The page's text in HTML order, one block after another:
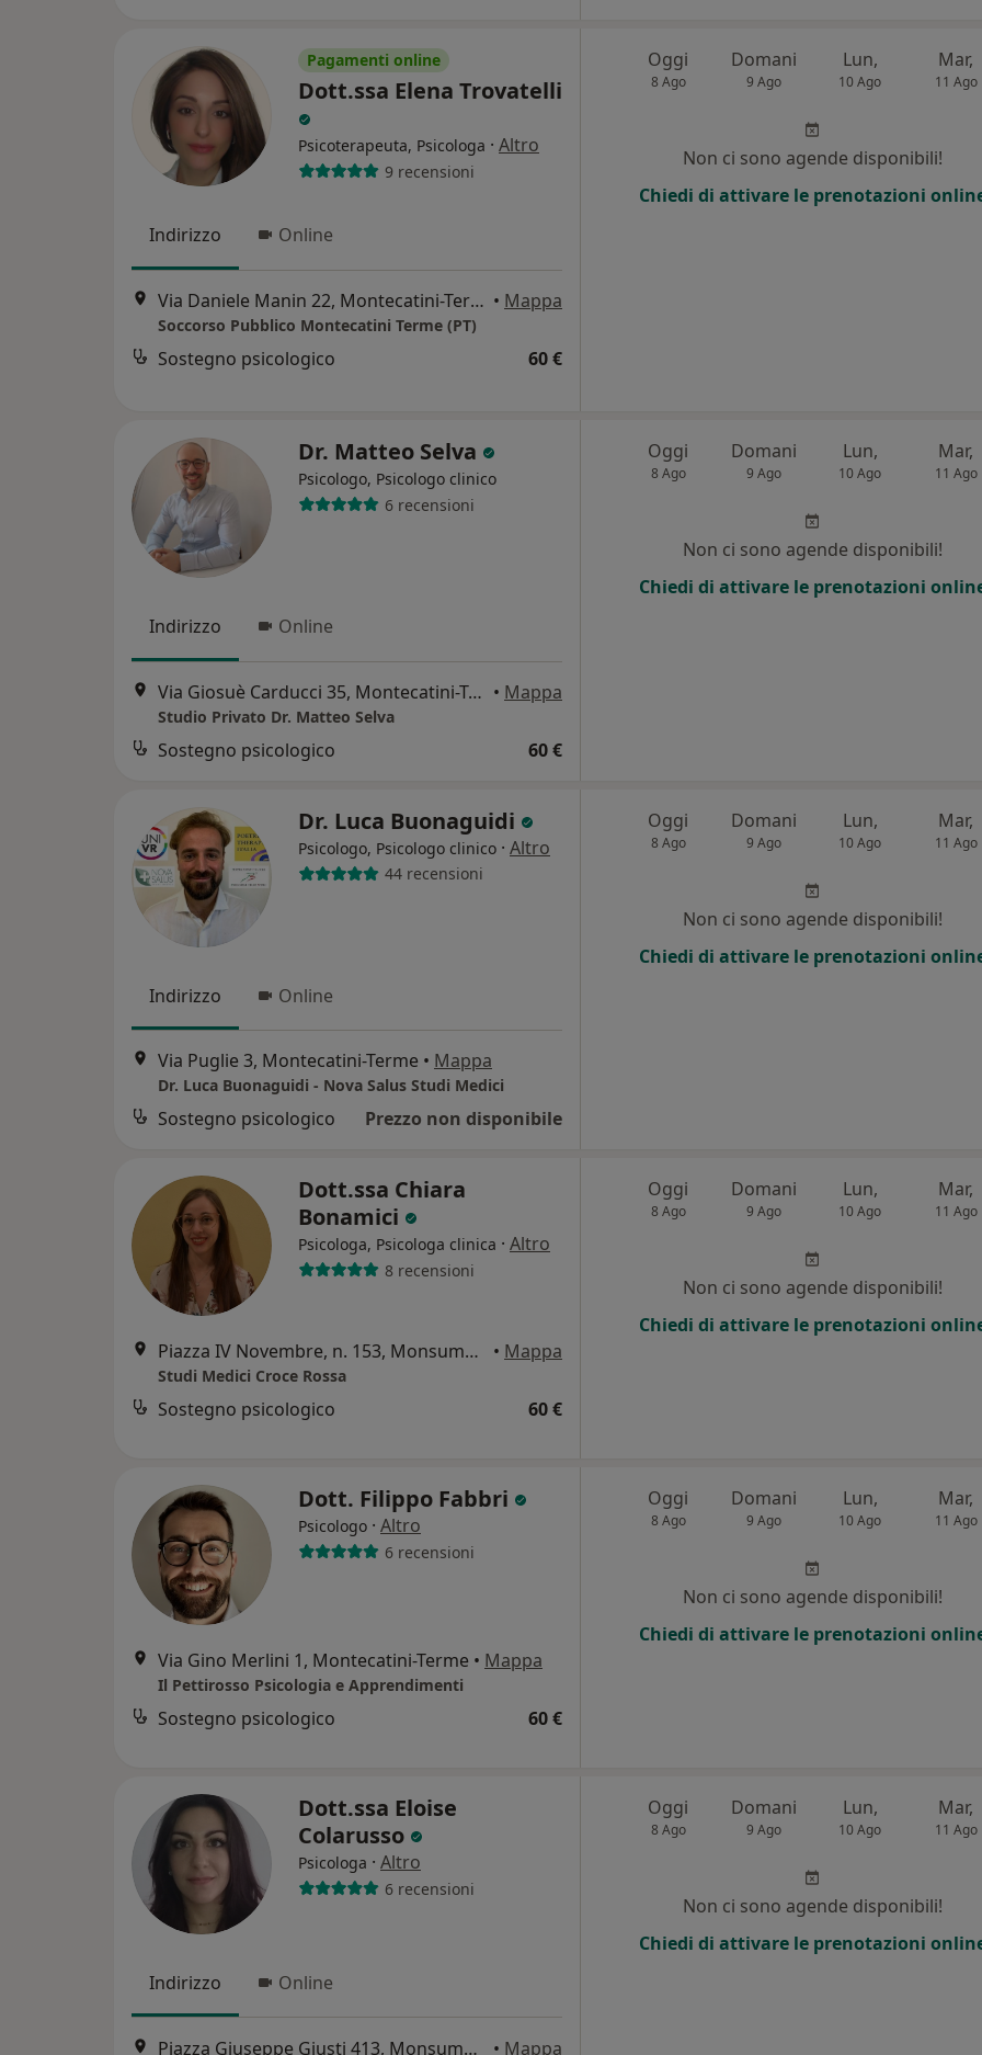
Pagamenti online
Dott.ssa Elena Trovatelli
Psicoterapeuta, Psicologa · Altro
9 recensioni
Indirizzo Online
Via Daniele Manin 22, Montecatini-Terme • Mappa
Soccorso Pubblico Montecatini Terme (PT)
Sostegno psicologico 60 €
Oggi
8 Ago
Domani
9 Ago
Lun,
10 Ago
Mar,
11 Ago
Non ci sono agende disponibili!
Chiedi di attivare le prenotazioni
Dr. Matteo Selva
Psicologo, Psicologo clinico
6 recensioni
Indirizzo Online
Via Giosuè Carducci 35, Montecatini-Terme • Mappa
Studio Privato Dr. Matteo Selva
Sostegno psicologico 60 €
Oggi
8 Ago
Domani
9 Ago
Lun,
10 Ago
Mar,
11 Ago
Non ci sono agende disponibili!
Chiedi di attivare le prenotazioni
Dr. Luca Buonaguidi
Psicologo, Psicologo clinico · Altro
44 recensioni
Indirizzo Online
Via Puglie 3, Montecatini-Terme • Mappa
Dr. Luca Buonaguidi - Nova Salus Studi Medici
Sostegno psicologico Prezzo non disponibile
Oggi
8 Ago
Domani
9 Ago
Lun,
10 Ago
Mar,
11 Ago
Non ci sono agende disponibili!
Chiedi di attivare le prenotazioni
Dott.ssa Chiara
Bonamici
Psicologa, Psicologa clinica · Altro
8 recensioni
Piazza IV Novembre, n. 153, Monsummano Terme • Mappa
Studi Medici Croce Rossa
Sostegno psicologico 60 €
Oggi
8 Ago
Domani
9 Ago
Lun,
10 Ago
Mar,
11 Ago
Non ci sono agende disponibili!
Chiedi di attivare le prenotazioni
Dott. Filippo Fabbri
Psicologo · Altro
6 recensioni
Via Gino Merlini 1, Montecatini-Terme • Mappa
Il Pettirosso Psicologia e Apprendimenti
Sostegno psicologico 60 €
Oggi
8 Ago
Domani
9 Ago
Lun,
10 Ago
Mar,
11 Ago
Non ci sono agende disponibili!
Chiedi di attivare le prenotazioni
Dott.ssa Eloise
Colarusso
Psicologa · Altro
6 recensioni
Indirizzo Online
Piazza Giuseppe Giusti 413, Monsummano Terme • Mappa
Oggi
8 Ago
Domani
9 Ago
Lun,
10 Ago
Mar,
11 Ago
Non ci sono agende disponibili!
Chiedi di attivare le prenotazioni